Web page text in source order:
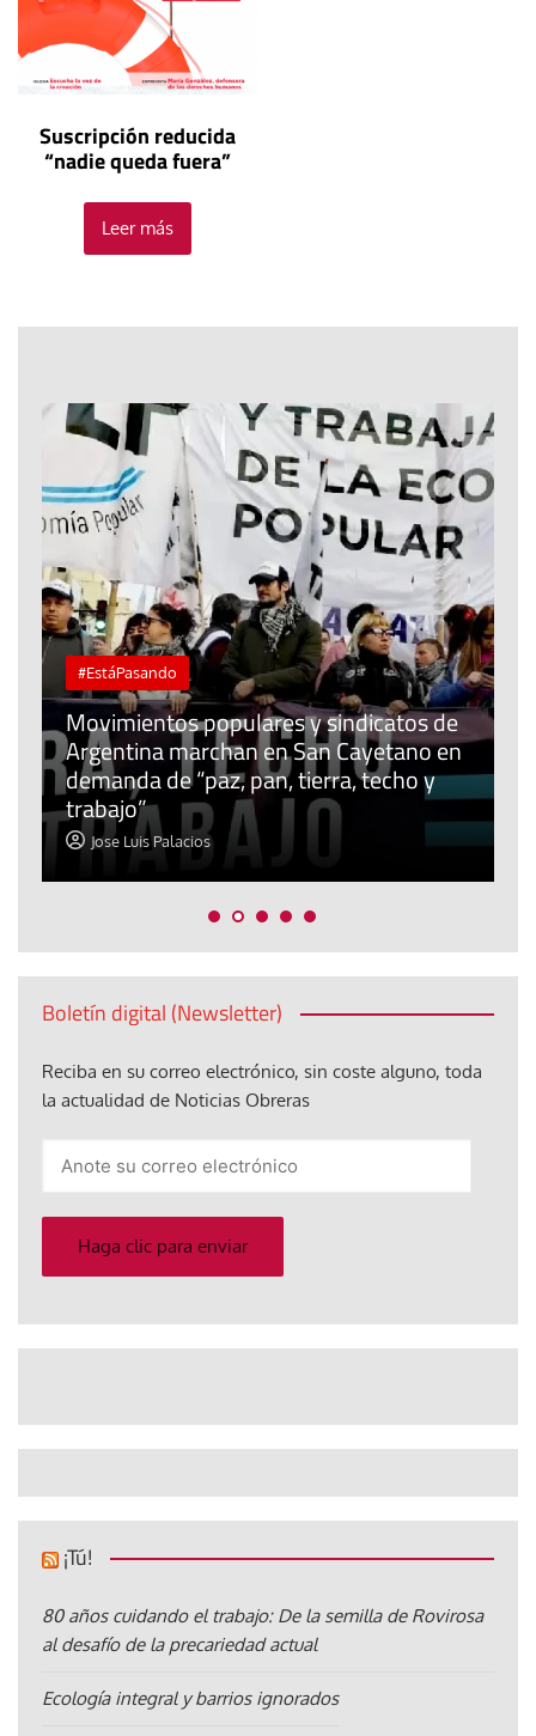
Suscripción reducida
“nadie queda fuera”
Leer más
#EstáPasando
Movimientos populares y sindicatos de
Argentina marchan en San Cayetano en
demanda de “paz, pan, tierra, techo y
trabajo”
Jose Luis Palacios
Boletín digital (Newsletter)
Reciba en su correo electrónico, sin coste alguno, toda
la actualidad de Noticias Obreras
electrónico
Haga clic para enviar
¡Tú!
80 años cuidando el trabajo: De la semilla de Rovirosa
al desafío de la precariedad actual
Ecología integral y barrios ignorados